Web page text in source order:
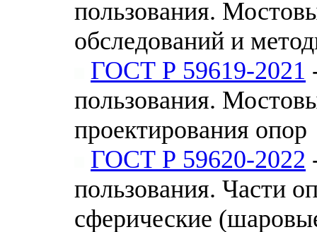
пользования.
обследований и
ГОСТ Р 59619-2021
пользования.
проектирования опор
ГОСТ Р 59620-2022
пользования. Части
сферические